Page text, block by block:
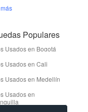
Populares
Usados en Bogotá
Usados en Cali
Usados en Medellín
Usados en